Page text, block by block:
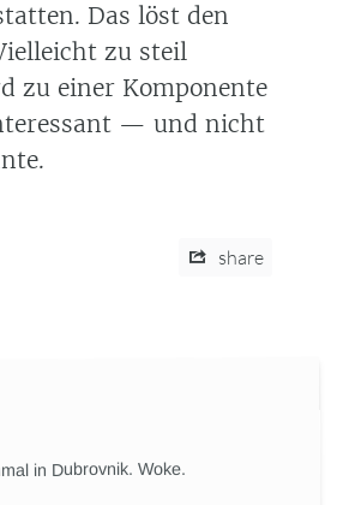
Das löst den
zu steil
zu einer Komponente
— und nicht
share
in Dubrovnik. Woke.